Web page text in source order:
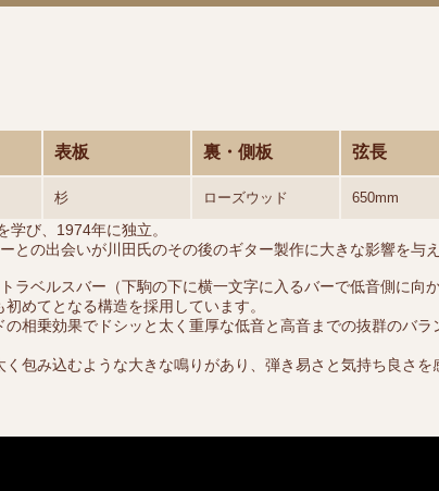
表板 裏・側板 弦長
杉 ローズウッド 650mm
び、1974年に独立。
の出会いが川田氏のその後のギター製作に大きな影響を与え
ラベルスバー（下駒の下に横一文字に入るバーで低音側に向
めてとなる構造を採用しています。
相乗効果でドシッと太く重厚な低音と高音までの抜群のバ
包み込むような大きな鳴りがあり、弾き易さと気持ち良さを